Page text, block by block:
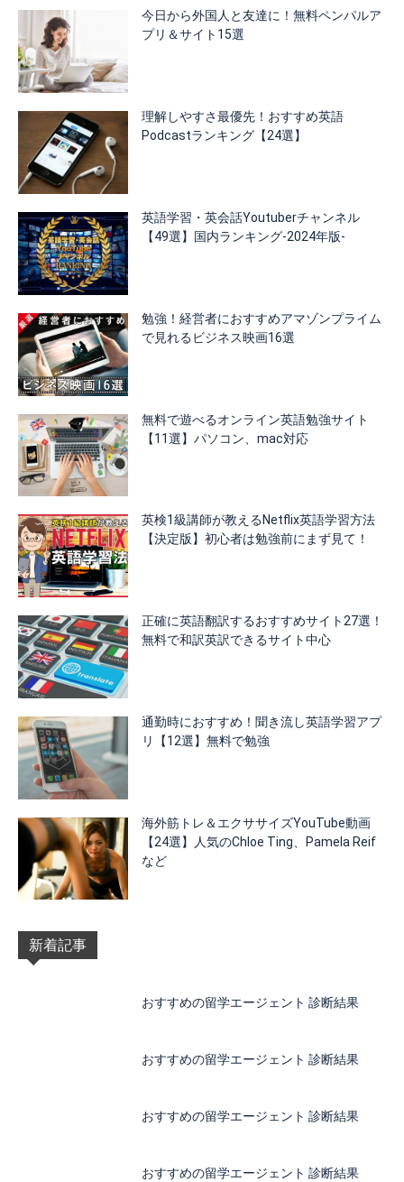
今日から外国人と友達に！無料ペンパルア
プリ＆サイト15選
理解しやすさ最優先！おすすめ英語
Podcastランキング【24選】
英語学習・英会話Youtuberチャンネル
【49選】国内ランキング-2024年版-
勉強！経営者におすすめアマゾンプライム
で見れるビジネス映画16選
無料で遊べるオンライン英語勉強サイト
【11選】パソコン、mac対応
英検1級講師が教えるNetflix英語学習方法
【決定版】初心者は勉強前にまず見て！
正確に英語翻訳するおすすめサイト27選！
無料で和訳英訳できるサイト中心
通勤時におすすめ！聞き流し英語学習アプ
リ【12選】無料で勉強
海外筋トレ＆エクササイズYouTube動画
【24選】人気のChloe Ting、Pamela Reif
など
新着記事
おすすめの留学エージェント 診断結果
おすすめの留学エージェント 診断結果
おすすめの留学エージェント 診断結果
おすすめの留学エージェント 診断結果